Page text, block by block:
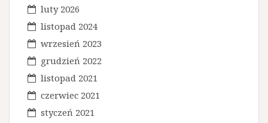
luty 2026
listopad 2024
wrzesień 2023
grudzień 2022
listopad 2021
czerwiec 2021
styczeń 2021